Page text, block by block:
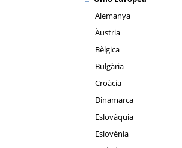
Alemanya
Àustria
Bèlgica
Bulgària
Croàcia
Dinamarca
Eslovàquia
Eslovènia